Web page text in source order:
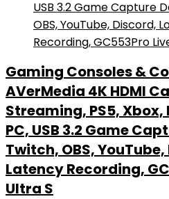
Gaming Consoles &
AVerMedia 4K HDMI
Streaming, PS5,
PC, USB 3.2 Game
Twitch, OBS,
Latency Recording,
Ultra S